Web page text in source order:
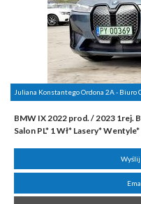
Juliana Konstantego Ordona 2A - Biuro
BMW IX 2022 prod. / 2023 1rej.
Salon PL* 1 Wł* Lasery*
Wyślij